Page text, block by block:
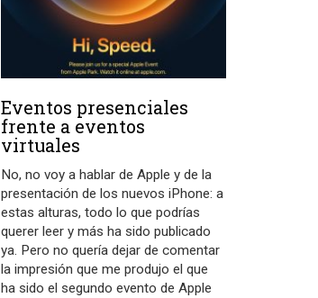
Eventos presenciales
frente a eventos
virtuales
No, no voy a hablar de Apple y de la
presentación de los nuevos iPhone: a
estas alturas, todo lo que podrías
querer leer y más ha sido publicado
ya. Pero no quería dejar de comentar
la impresión que me produjo el que
ha sido el segundo evento de Apple